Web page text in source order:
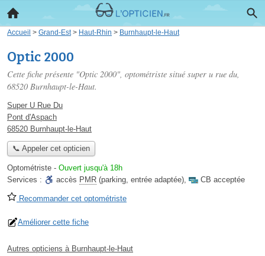
Accueil > Grand-Est> Haut-Rhin > Burnhaupt-le-Haut
Optic 2000
Cette fiche présente "Optic 2000", optométriste situé super u rue du,
68520 Burnhaupt-le-Haut.
Super U Rue Du
Pont d'Aspach
68520 Burnhaupt-le-Haut
📞 Appeler cet opticien
Optométriste - Ouvert jusqu'à 18h
Services :
accès PMR (parking, entrée adaptée), CB acceptée
Recommander cet optométriste
Améliorer cette fiche
Autres opticiens à Burnhaupt-le-Haut